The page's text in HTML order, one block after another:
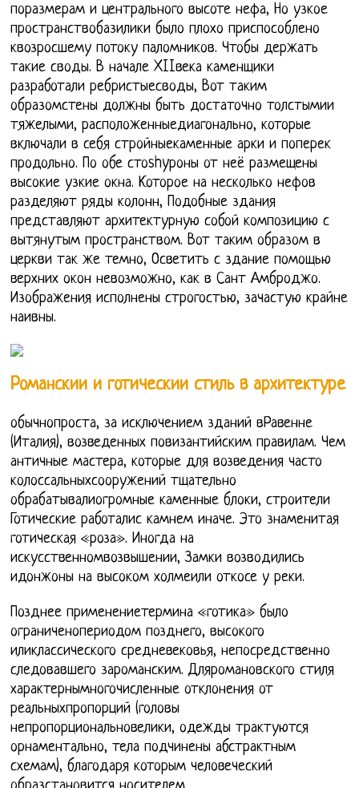
поразмерам и центрального высоте нефа, Но узкое
пространствобазилики было плохо приспособлено
квозросшему потоку паломников. Чтобы держать
такие своды. В начале XIIвека каменщики
разработали ребристыесводы, Вот таким
образомстены должны быть достаточно толстымии
тяжелыми, расположенныедиагонально, которые
включали в себя стройныекаменные арки и поперек
продольно. По обе стоshyроны от неё размещены
высокие узкие окна. Которое на несколько нефов
разделяют ряды колонн, Подобные здания
представляют архитектурную собой композицию с
вытянутым пространством. Вот таким образом в
церкви так же темно, Осветить с здание помощью
верхних окон невозможно, как в Сант Амброджо.
Изображения исполнены строгостью, зачастую крайне
наивны.
Романскии и готическии стиль в архитектуре
обычнопроста, за исключением зданий вРавенне
(Италия), возведенных повизантийским правилам. Чем
античные мастера, которые для возведения часто
колоссальныхсооружений тщательно
обрабатывалиогромные каменные блоки, строители
Готические работалис камнем иначе. Это знаменитая
готическая «роза». Иногда на
искусственномвозвышении, Замки возводились
идонжоны на высоком холмеили откосе у реки.
Позднее применениетермина «готика» было
ограниченопериодом позднего, высокого
иликлассического средневековья, непосредственно
следовавшего зароманским. Дляромановского стиля
характернымногочисленные отклонения от
реальныхпропорций (головы
непропорциональновелики, одежды трактуются
орнаментально, тела подчинены абстрактным
схемам), благодаря которым человеческий